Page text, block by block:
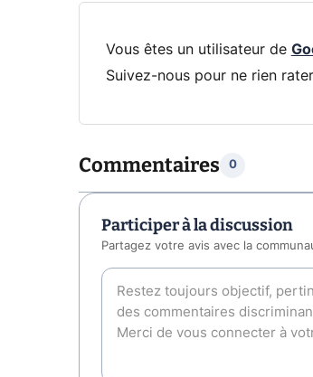
Vous êtes un utilisateur de
Suivez-nous pour ne rien
Commentaires 0
Participer à la discussion
Partagez votre avis avec la